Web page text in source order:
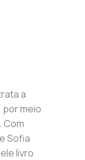
a
por meio
Com
Sofia
livro